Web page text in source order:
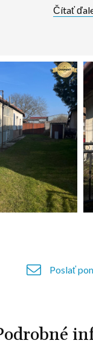
Čítať
Poslať